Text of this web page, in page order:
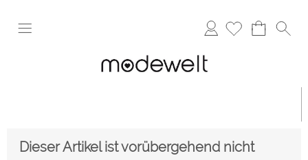
Anmelden
Dieser Artikel ist vorübergehend nicht